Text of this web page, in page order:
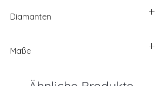
Diamanten
Maße